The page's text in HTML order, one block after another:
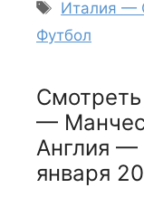
Метки
Италия —
Футбол
—
Англия —
января